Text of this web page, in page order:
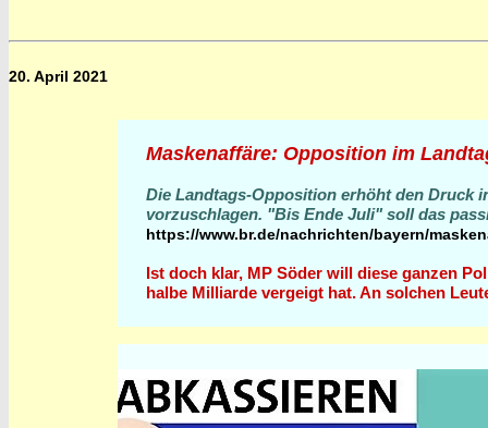
20. April 2021
Maskenaffäre: Opposition im
Die Landtags-Opposition erhöht den Druck
vorzuschlagen. "Bis Ende Juli" soll das
https://www.br.de/nachrichten/bayern/
Ist doch klar, MP Söder will diese ganzen
halbe Milliarde vergeigt hat. An solchen